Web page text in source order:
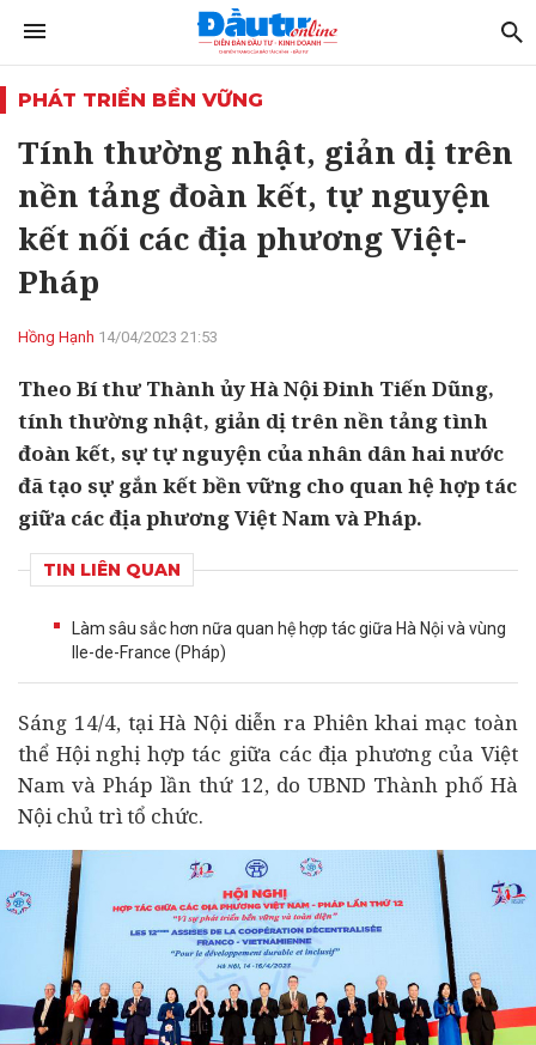
PHÁT TRIỂN BỀN VỮNG
Tính thường nhật, giản dị trên
nền tảng đoàn kết, tự nguyện
kết nối các địa phương Việt-
Pháp
Hồng Hạnh 14/04/2023 21:53
Theo Bí thư Thành ủy Hà Nội Đinh Tiến Dũng,
tính thường nhật, giản dị trên nền tảng tình
đoàn kết, sự tự nguyện của nhân dân hai nước
đã tạo sự gắn kết bền vững cho quan hệ hợp tác
giữa các địa phương Việt Nam và Pháp.
TIN LIÊN QUAN
Làm sâu sắc hơn nữa quan hệ hợp tác giữa Hà Nội và vùng
Ile-de-France (Pháp)
Sáng 14/4, tại Hà Nội diễn ra Phiên khai mạc toàn
thể Hội nghị hợp tác giữa các địa phương của Việt
Nam và Pháp lần thứ 12, do UBND Thành phố Hà
Nội chủ trì tổ chức.